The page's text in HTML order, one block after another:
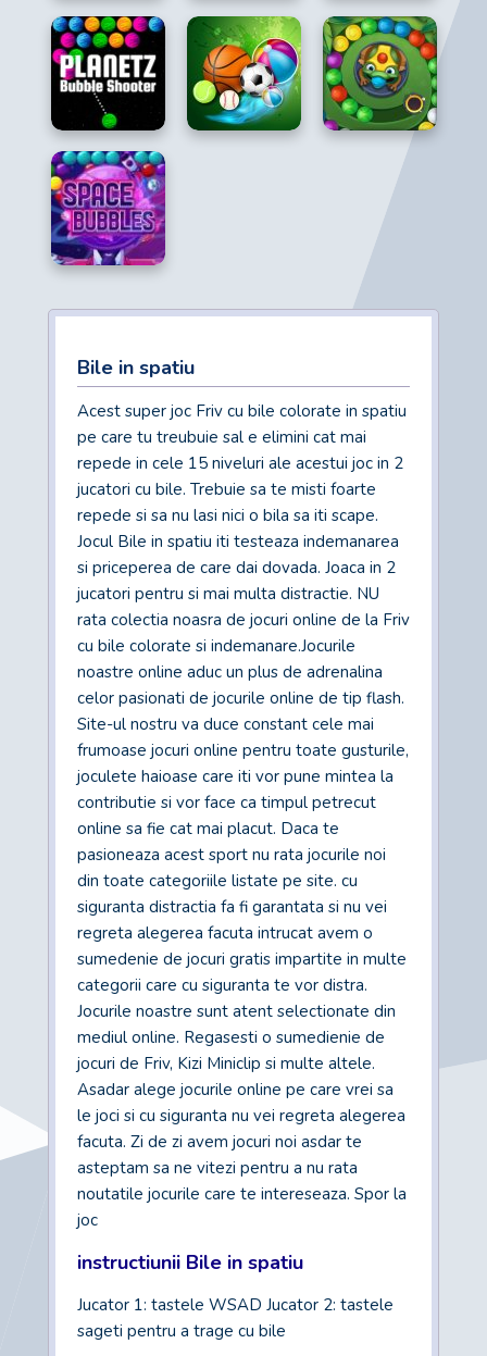
Bile in spatiu
Acest super joc Friv cu bile colorate in spatiu
pe care tu treubuie sal e elimini cat mai
repede in cele 15 niveluri ale acestui joc in 2
jucatori cu bile. Trebuie sa te misti foarte
repede si sa nu lasi nici o bila sa iti scape.
Jocul Bile in spatiu iti testeaza indemanarea
si priceperea de care dai dovada. Joaca in 2
jucatori pentru si mai multa distractie. NU
rata colectia noasra de jocuri online de la Friv
cu bile colorate si indemanare.Jocurile
noastre online aduc un plus de adrenalina
celor pasionati de jocurile online de tip flash.
Site-ul nostru va duce constant cele mai
frumoase jocuri online pentru toate gusturile,
joculete haioase care iti vor pune mintea la
contributie si vor face ca timpul petrecut
online sa fie cat mai placut. Daca te
pasioneaza acest sport nu rata jocurile noi
din toate categoriile listate pe site. cu
siguranta distractia fa fi garantata si nu vei
regreta alegerea facuta intrucat avem o
sumedenie de jocuri gratis impartite in multe
categorii care cu siguranta te vor distra.
Jocurile noastre sunt atent selectionate din
mediul online. Regasesti o sumedienie de
jocuri de Friv, Kizi Miniclip si multe altele.
Asadar alege jocurile online pe care vrei sa
le joci si cu siguranta nu vei regreta alegerea
facuta. Zi de zi avem jocuri noi asdar te
asteptam sa ne vitezi pentru a nu rata
noutatile jocurile care te intereseaza. Spor la
joc
instructiunii Bile in spatiu
Jucator 1: tastele WSAD Jucator 2: tastele
sageti pentru a trage cu bile